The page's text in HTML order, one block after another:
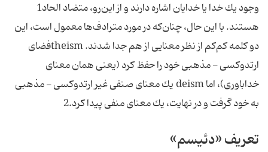
وجود يك خدا يا خدايان اشاره دارند و از اين‌رو، متضاد الحاد1
هستند. با اين حال، چنان‌كه در مورد مترادف‌ها معمول است، اين
دو كلمه كم‌كم از نظر معنايى از هم جدا شدند. theismفضاى
ارتدوكسى - مذهبى خود را حفظ كرد (يعنى همان معناى
خداباورى)، اما deism يك معناى صنفى غير ارتدوكسى - مذهبى
به خود گرفت و در نهايت، يك معناى منفى پيدا كرد.2
تعريف «دئيسم»